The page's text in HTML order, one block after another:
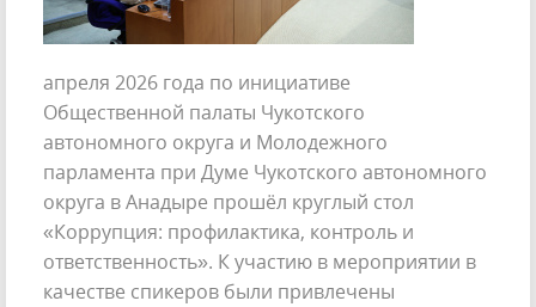
апреля 2026 года по инициативе
Общественной палаты Чукотского
автономного округа и Молодежного
парламента при Думе Чукотского автономного
округа в Анадыре прошёл круглый стол
«Коррупция: профилактика, контроль и
ответственность». К участию в мероприятии в
качестве спикеров были привлечены